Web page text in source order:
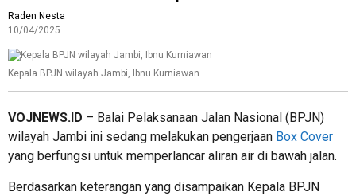
Raden Nesta
10/04/2025
Kepala BPJN wilayah Jambi, Ibnu Kurniawan
VOJNEWS.ID – Balai Pelaksanaan Jalan Nasional (BPJN)
wilayah Jambi ini sedang melakukan pengerjaan Box Cover
yang berfungsi untuk memperlancar aliran air di bawah jalan.
Berdasarkan keterangan yang disampaikan Kepala BPJN